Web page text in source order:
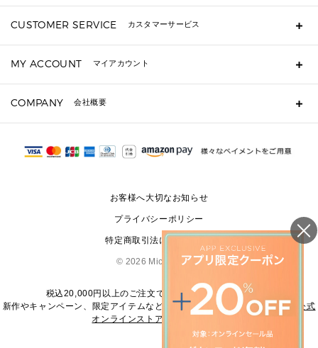
長財布
▶ 小物すべて
キーケース
定期ケース・カードケース・名刺入れ
ポーチ
サンダル
パンプス・フラット
▶ アクセサリー(チャーム・ストラップ・サングラス)
▶ 時計
▶ ジュエリー
CUSTOMER SERVICE カスタマーサービス
ギフト用にラッピングができますか？
ショッピングバッグを購入商品分送ってもらえますか？
注文後に完了メールが受信できないのですが？
サイズ交換はできますか？
MY ACCOUNT マイアカウント
COMPANY 会社概要
会社概要
お客様へ大切なお知らせ
プライバシーポリシー
特定商取引法に基づく表記
© 2026 Michael Kors
税込20,000円以上のご注文で送料無料にてお届けします
新作やキャンペーン、限定アイテムなどの最新情報は、 マイケル・コース公式
オンラインストア